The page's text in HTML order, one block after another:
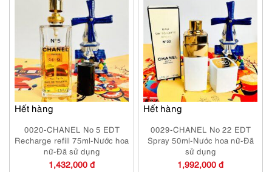
Hết hàng
0020-CHANEL No 5 EDT
Recharge refill 75ml-Nước hoa
nữ-Đã sử dụng
1,432,000 đ
Hết hàng
0029-CHANEL No 22 EDT
Spray 50ml-Nước hoa nữ-Đã
sử dụng
1,992,000 đ